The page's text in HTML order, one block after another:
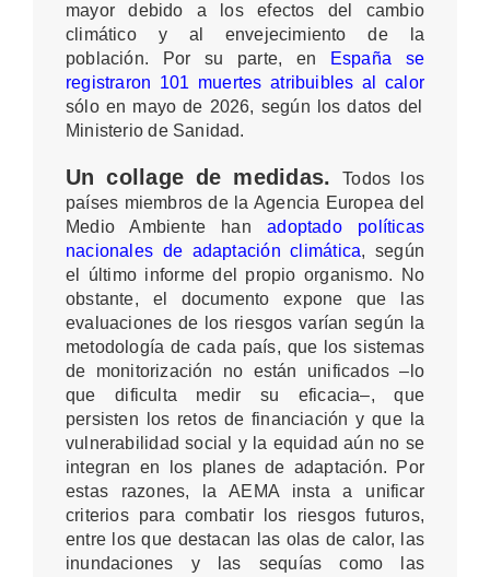
mayor debido a los efectos del cambio
climático y al envejecimiento de la
población. Por su parte, en
España se
registraron 101 muertes atribuibles al calor
sólo en mayo de 2026, según los datos del
Ministerio de Sanidad.
Un collage de medidas.Todos los
países miembros de la Agencia Europea del
Medio Ambiente hanadoptado políticas
nacionales de adaptación climática, según
el último informe del propio organismo. No
obstante, el documento expone que las
evaluaciones de los riesgos varían según la
metodología de cada país, que los sistemas
de monitorización no están unificados –lo
que dificulta medir su eficacia–, que
persisten los retos de financiación y que la
vulnerabilidad social y la equidad aún no se
integran en los planes de adaptación. Por
estas razones, la AEMA insta a unificar
criterios para combatir los riesgos futuros,
entre los que destacan las olas de calor, las
inundaciones y las sequías como las